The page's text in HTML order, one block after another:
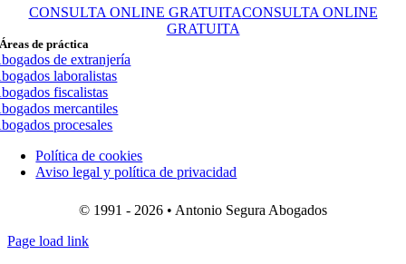
CONSULTA ONLINE GRATUITACONSULTA ONLINE
GRATUITA
Áreas de práctica
de extranjería
laboralistas
fiscalistas
mercantiles
procesales
Política de cookies
Aviso legal y política de privacidad
© 1991 - 2026 • Antonio Segura Abogados
Page load link